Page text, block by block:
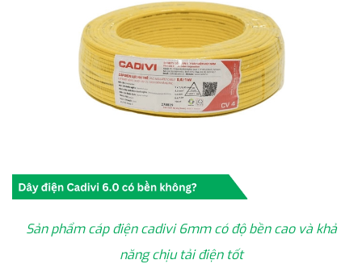
Sản phẩm cáp điện cadivi 6mm có độ bền cao và khả
năng chịu tải điện tốt